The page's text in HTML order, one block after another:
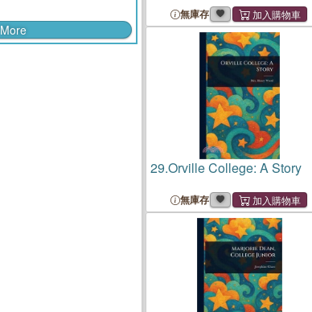
More
無庫存
29.Orville College: A Story
無庫存